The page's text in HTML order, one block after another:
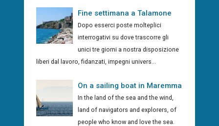
Fine settimana a Talamone
Dopo esserci poste molteplici
interrogativi su dove trascorre gli
unici tre giorni a nostra disposizione
liberi dal lavoro, fidanzati, impegni univers...
On a sailing boat in Maremma
In the land of the sea and the wind,
land of navigators and explorers, of
people who know and love the sea.